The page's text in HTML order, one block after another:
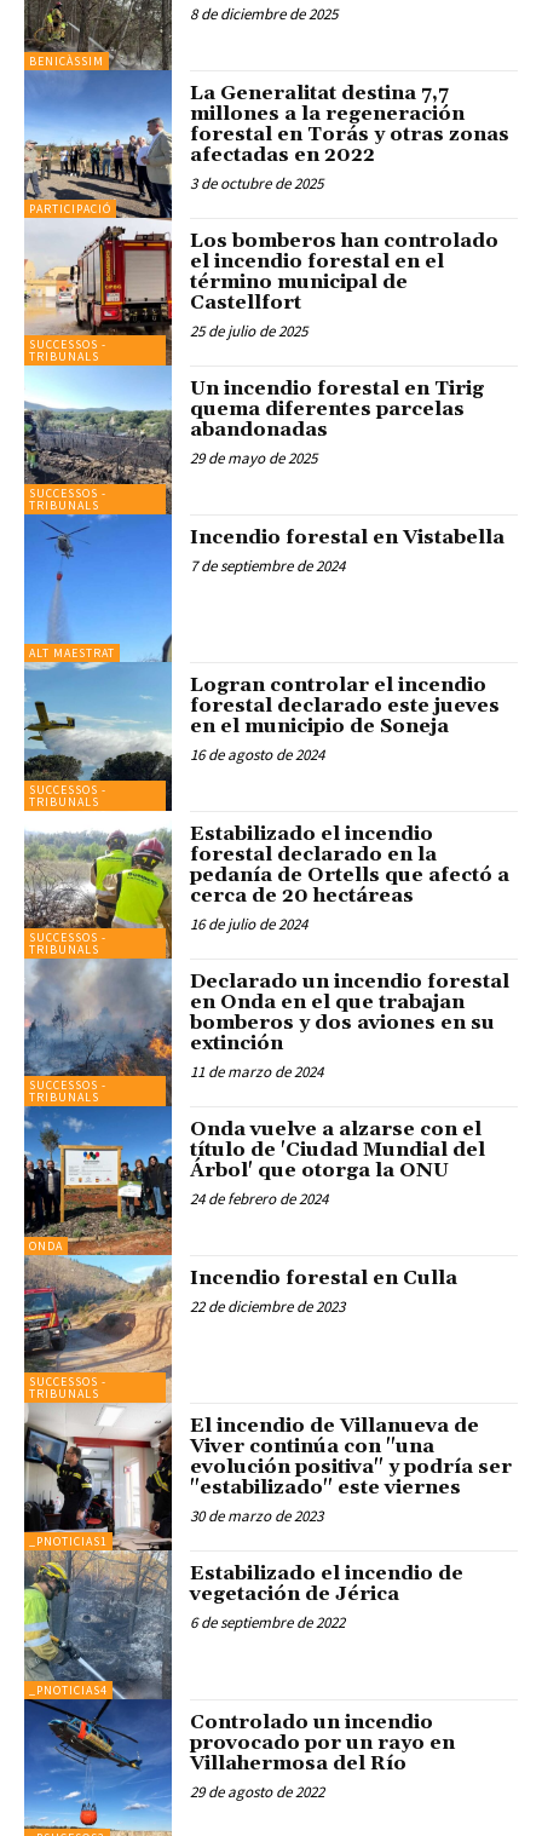
BENICÀSSIM
8 de diciembre de 2025
PARTICIPACIÓ
La Generalitat destina 7,7
millones a la regeneración
forestal en Torás y otras zonas
afectadas en 2022
3 de octubre de 2025
SUCCESSOS -
TRIBUNALS
Los bomberos han controlado
el incendio forestal en el
término municipal de
Castellfort
25 de julio de 2025
SUCCESSOS -
TRIBUNALS
Un incendio forestal en Tirig
quema diferentes parcelas
abandonadas
29 de mayo de 2025
ALT MAESTRAT
Incendio forestal en Vistabella
7 de septiembre de 2024
SUCCESSOS -
TRIBUNALS
Logran controlar el incendio
forestal declarado este jueves
en el municipio de Soneja
16 de agosto de 2024
SUCCESSOS -
TRIBUNALS
Estabilizado el incendio
forestal declarado en la
pedanía de Ortells que afectó a
cerca de 20 hectáreas
16 de julio de 2024
SUCCESSOS -
TRIBUNALS
Declarado un incendio forestal
en Onda en el que trabajan
bomberos y dos aviones en su
extinción
11 de marzo de 2024
ONDA
Onda vuelve a alzarse con el
título de 'Ciudad Mundial del
Árbol' que otorga la ONU
24 de febrero de 2024
SUCCESSOS -
TRIBUNALS
Incendio forestal en Culla
22 de diciembre de 2023
_PNOTICIAS1
El incendio de Villanueva de
Viver continúa con "una
evolución positiva" y podría ser
"estabilizado" este viernes
30 de marzo de 2023
_PNOTICIAS4
Estabilizado el incendio de
vegetación de Jérica
6 de septiembre de 2022
Controlado un incendio
provocado por un rayo en
Villahermosa del Río
29 de agosto de 2022